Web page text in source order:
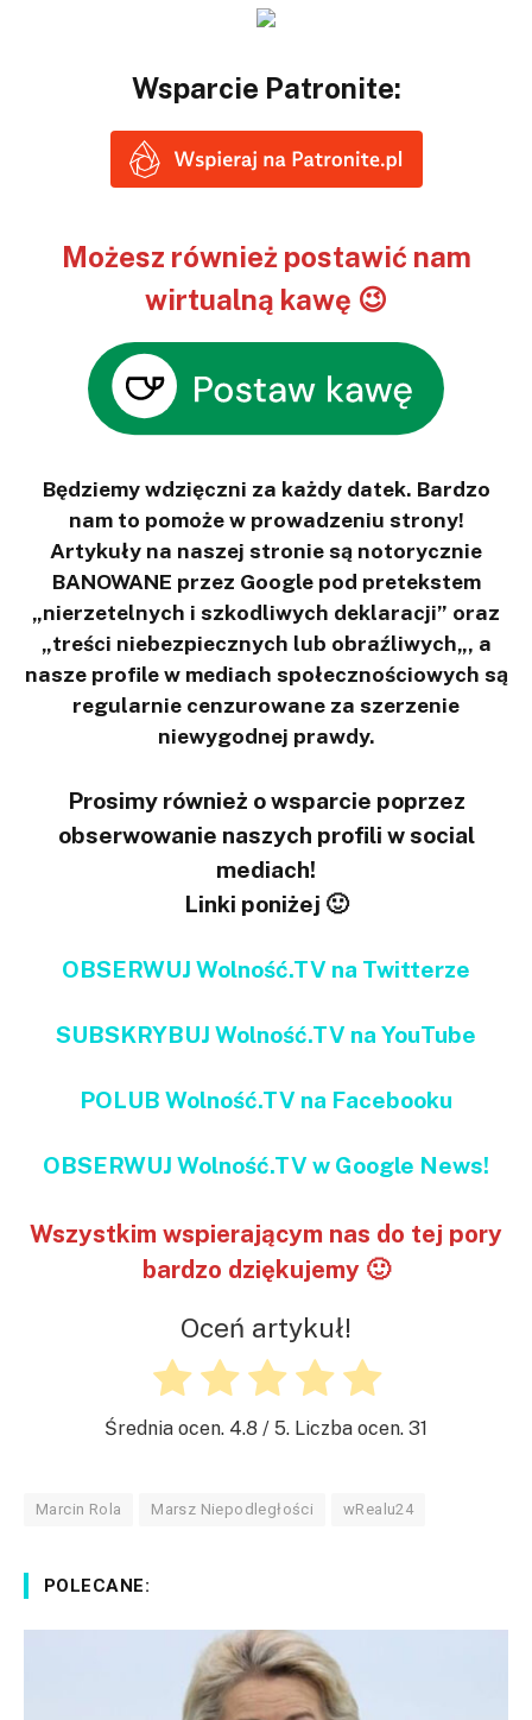
Wsparcie Patronite:
Możesz również postawić nam
wirtualną kawę 😉
Będziemy wdzięczni za każdy datek. Bardzo
nam to pomoże w prowadzeniu strony!
Artykuły na naszej stronie są notorycznie
BANOWANE przez Google pod pretekstem
„nierzetelnych i szkodliwych deklaracji” oraz
„treści niebezpiecznych lub obraźliwych„, a
nasze profile w mediach społecznościowych są
regularnie cenzurowane za szerzenie
niewygodnej prawdy.
Prosimy również o wsparcie poprzez
obserwowanie naszych profili w social
mediach!
Linki poniżej 🙂
OBSERWUJ Wolność.TV na Twitterze
SUBSKRYBUJ Wolność.TV na YouTube
POLUB Wolność.TV na Facebooku
OBSERWUJ Wolność.TV w Google News!
Wszystkim wspierającym nas do tej pory
bardzo dziękujemy 🙂
Oceń artykuł!
Średnia ocen. 4.8 / 5. Liczba ocen. 31
Marcin Rola Marsz Niepodległości wRealu24
POLECANE: